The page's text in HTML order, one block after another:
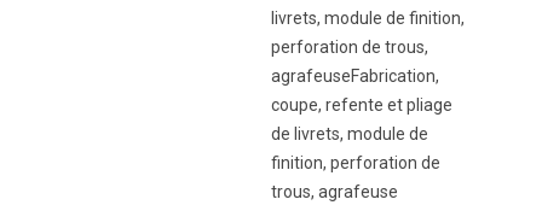
livrets, module de finition,
perforation de trous,
agrafeuseFabrication,
coupe, refente et pliage
de livrets, module de
finition, perforation de
trous, agrafeuse